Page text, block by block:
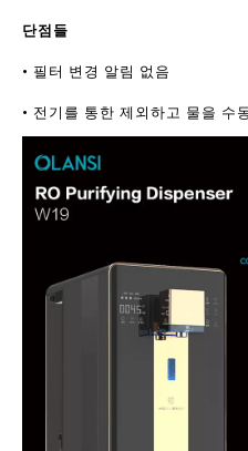
단점들
• 필터 변경 알림 없음
• 전기를 통한 제외하고 물을 수